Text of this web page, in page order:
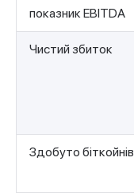
показник EBITDA
Чистий збиток
Здобуто біткойнів